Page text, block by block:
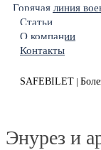
Горячая линия
Статьи
О компании
Контакты
SAFEBILET
Энурез и